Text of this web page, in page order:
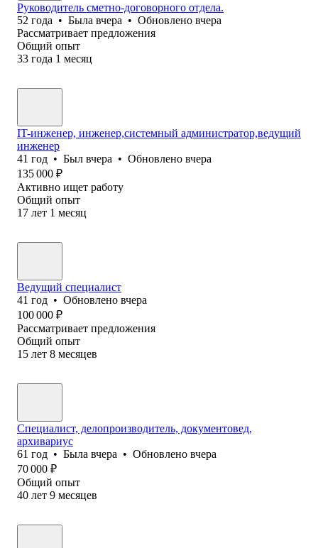
Руководитель сметно-договорного отдела.
52 года • Была вчера • Обновлено вчера
Рассматривает предложения
Общий опыт
33 года 1 месяц
IT-инженер, инженер,системный администратор,ведущий
инженер
41 год • Был вчера • Обновлено вчера
135 000 ₽
Активно ищет работу
Общий опыт
17 лет 1 месяц
Ведущий специалист
41 год • Обновлено вчера
100 000 ₽
Рассматривает предложения
Общий опыт
15 лет 8 месяцев
Специалист, делопроизводитель, документовед,
архивариус
61 год • Была вчера • Обновлено вчера
70 000 ₽
Общий опыт
40 лет 9 месяцев